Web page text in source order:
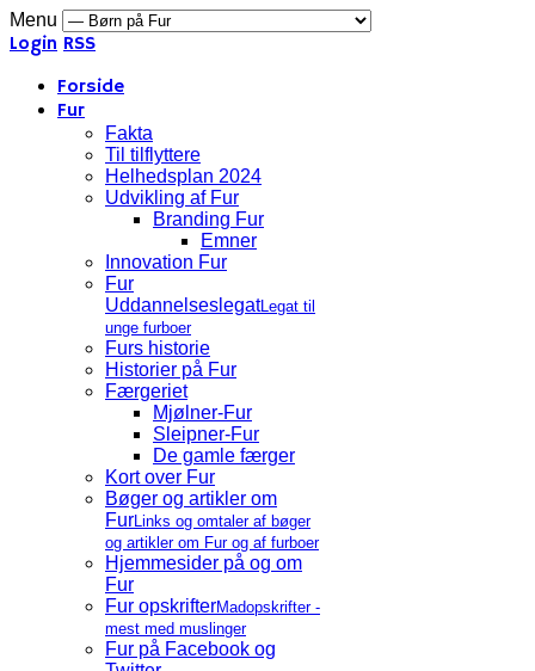
Menu
Login RSS
Forside
Fur
Fakta
Til tilflyttere
Helhedsplan 2024
Udvikling af Fur
Branding Fur
Emner
Innovation Fur
Fur
UddannelseslegatLegat til
unge furboer
Furs historie
Historier på Fur
Færgeriet
Mjølner-Fur
Sleipner-Fur
De gamle færger
Kort over Fur
Bøger og artikler om
FurLinks og omtaler af bøger
og artikler om Fur og af furboer
Hjemmesider på og om
Fur
Fur opskrifterMadopskrifter -
mest med muslinger
Fur på Facebook og